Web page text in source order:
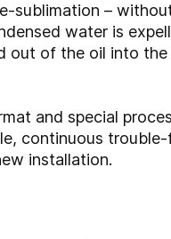
sublimation –
water is
of the oil into
and special
continuous
installation.